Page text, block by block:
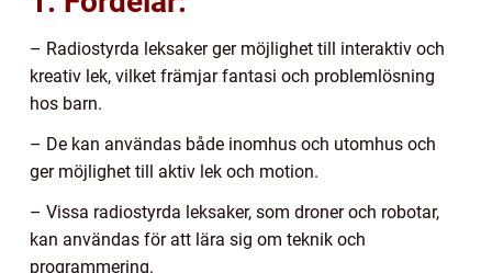
– Radiostyrda leksaker ger möjlighet till interaktiv och
kreativ lek, vilket främjar fantasi och problemlösning
hos barn.
– De kan användas både inomhus och utomhus och
ger möjlighet till aktiv lek och motion.
– Vissa radiostyrda leksaker, som droner och robotar,
kan användas för att lära sig om teknik och
programmering.